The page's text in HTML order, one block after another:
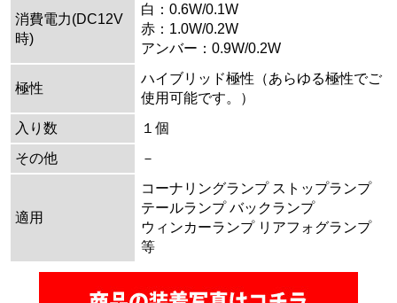
消費電力(DC12V
時)
白：0.6W/0.1W
赤：1.0W/0.2W
アンバー：0.9W/0.2W
極性
ハイブリッド極性（あらゆる極性でご
使用可能です。）
入り数
１個
その他
－
適用
コーナリングランプ ストップランプ
テールランプ バックランプ
ウィンカーランプ リアフォグランプ
等